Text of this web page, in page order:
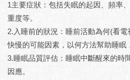
1主要症狀：包括失眠的起因、頻率
重度等。
2.入睡前的狀況：睡前活動為何(看
快慢的可能因素，以何方法幫助睡眠
3.睡眠品質評估：睡眠中斷醒來的時
因應。